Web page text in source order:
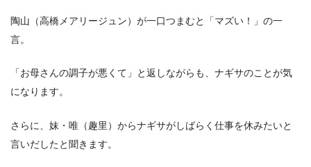
陶山（高橋メアリージュン）が一口つまむと「マズい！」の一
言。
「お母さんの調子が悪くて」と返しながらも、ナギサのことが気
になります。
さらに、妹・唯（趣里）からナギサがしばらく仕事を休みたいと
言いだしたと聞きます。